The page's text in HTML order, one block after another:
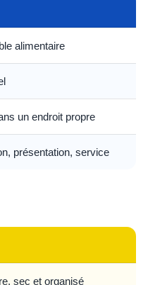
alimentaire
un endroit propre
présentation, service
sec et organisé